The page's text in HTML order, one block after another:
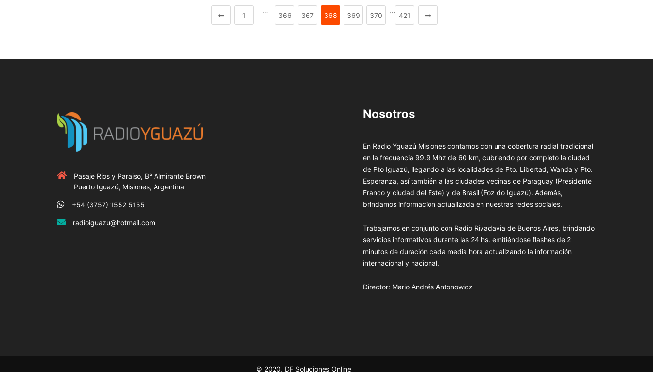
1
…
366 367 368 369 370
…
421
Pasaje Rios y Paraiso, B° Almirante Brown
Puerto Iguazú, Misiones, Argentina
+54 (3757) 1552 5155
radioiguazu@hotmail.com
Nosotros
En Radio Yguazú Misiones contamos con una cobertura radial tradicional
en la frecuencia 99.9 Mhz de 60 km, cubriendo por completo la ciudad
de Pto Iguazú, llegando a las localidades de Pto. Libertad, Wanda y Pto.
Esperanza, así también a las ciudades vecinas de Paraguay (Presidente
Franco y ciudad del Este) y de Brasil (Foz do Iguazú). Además,
brindamos información actualizada en nuestras redes sociales.
Trabajamos en conjunto con Radio Rivadavia de Buenos Aires, brindando
servicios informativos durante las 24 hs. emitiéndose flashes de 2
minutos de duración cada media hora actualizando la información
internacional y nacional.
Director: Mario Andrés Antonowicz
© 2020, DF Soluciones Online